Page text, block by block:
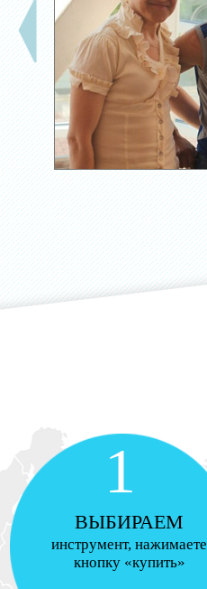
1
ВЫБИРАЕМ
инструмент, нажимаете
кнопку «купить»